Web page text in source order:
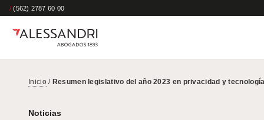
/ (562) 2787 60 00
Inicio/ Resumen legislativo del año 2023 en privacidad y
Noticias